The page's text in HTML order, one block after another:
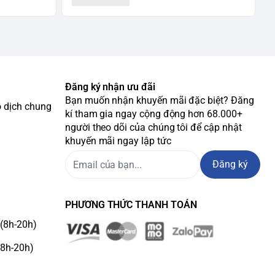
dịch chung
20h)
20h)
Đăng ký nhận ưu đãi
Bạn muốn nhận khuyến mãi đặc biệt? Đăng
kí tham gia ngay cộng động hơn 68.000+
người theo dõi của chúng tôi để cập nhật
khuyến mãi ngay lập tức
Đăng ký
PHƯƠNG THỨC THANH TOÁN